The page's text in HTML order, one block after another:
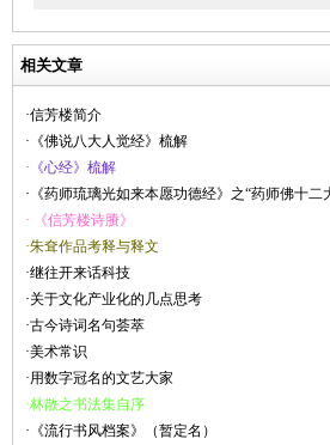
相关文章
·信芳楼简介
·《佛说八大人觉经》梳解
·《心经》梳解
·《药师琉璃光如来本愿功德经》之“药师佛十二
· 《信芳楼诗賸》
·朱耷作品考释与释文
·继往开来话科技
·关于文化产业化的几点思考
·古今诗词名句荟萃
·美术常识
·用数字冠名的文艺大家
·林散之书法集自序
·《流行书风档案》（暂定名）